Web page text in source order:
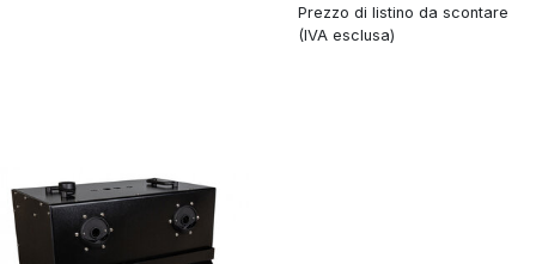
Prezzo di listino da scontare
(IVA esclusa)